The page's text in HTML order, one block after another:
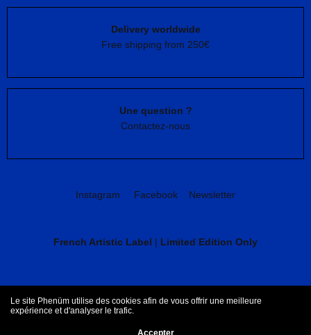
Delivery worldwide
Free shipping from 250€
Une question ?
Contactez-nous
Instagram Facebook Newsletter
French Artistic Label | Limited Edition Only
CGV Mentions légales
Le site Phenüm utilise des cookies afin de vous offrir une meilleure
expérience et d'analyser le trafic.
Accepter